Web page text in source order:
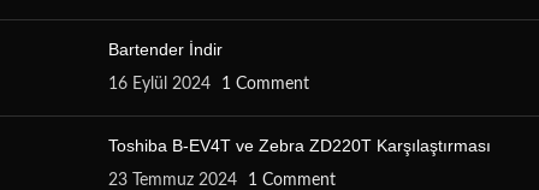
Bartender İndir
16 Eylül 2024 1 Comment
Toshiba B-EV4T ve Zebra ZD220T Karşılaştırması
23 Temmuz 2024 1 Comment